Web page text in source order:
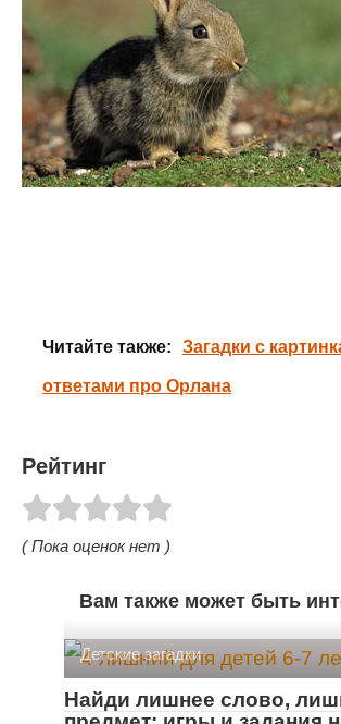
Читайте также: Загадки с
ответами про Орлана
Рейтинг
( Пока оценок нет )
Вам также может быть
Детские загадки
Найди лишнее слово,